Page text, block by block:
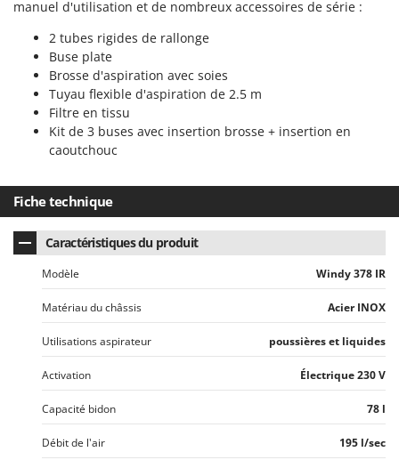
Novatec
Novital
NuAir
NuovaFac
Officine Savioli
Olix
OMA
Omas
Ompagrill
Ooni
Oriental Koshin
Outdoorchef
Palazzetti
Palumbo Pavi
manuel d'utilisation et de nombreux accessoires de série :
2 tubes rigides de rallonge
Buse plate
Brosse d'aspiration avec soies
Tuyau flexible d'aspiration de 2.5 m
Filtre en tissu
Kit de 3 buses avec insertion brosse + insertion en
caoutchouc
Fiche technique
Caractéristiques du produit
Modèle Windy 378 IR
Matériau du châssis Acier INOX
Utilisations aspirateur poussières et liquides
Activation Électrique 230 V
Capacité bidon 78 l
Débit de l'air 195 l/sec